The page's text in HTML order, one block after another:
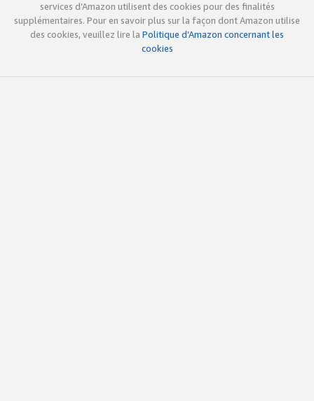
services d’Amazon utilisent des cookies pour des finalités
supplémentaires. Pour en savoir plus sur la façon dont Amazon utilise
des cookies, veuillez lire la Politique d’Amazon concernant les
cookies